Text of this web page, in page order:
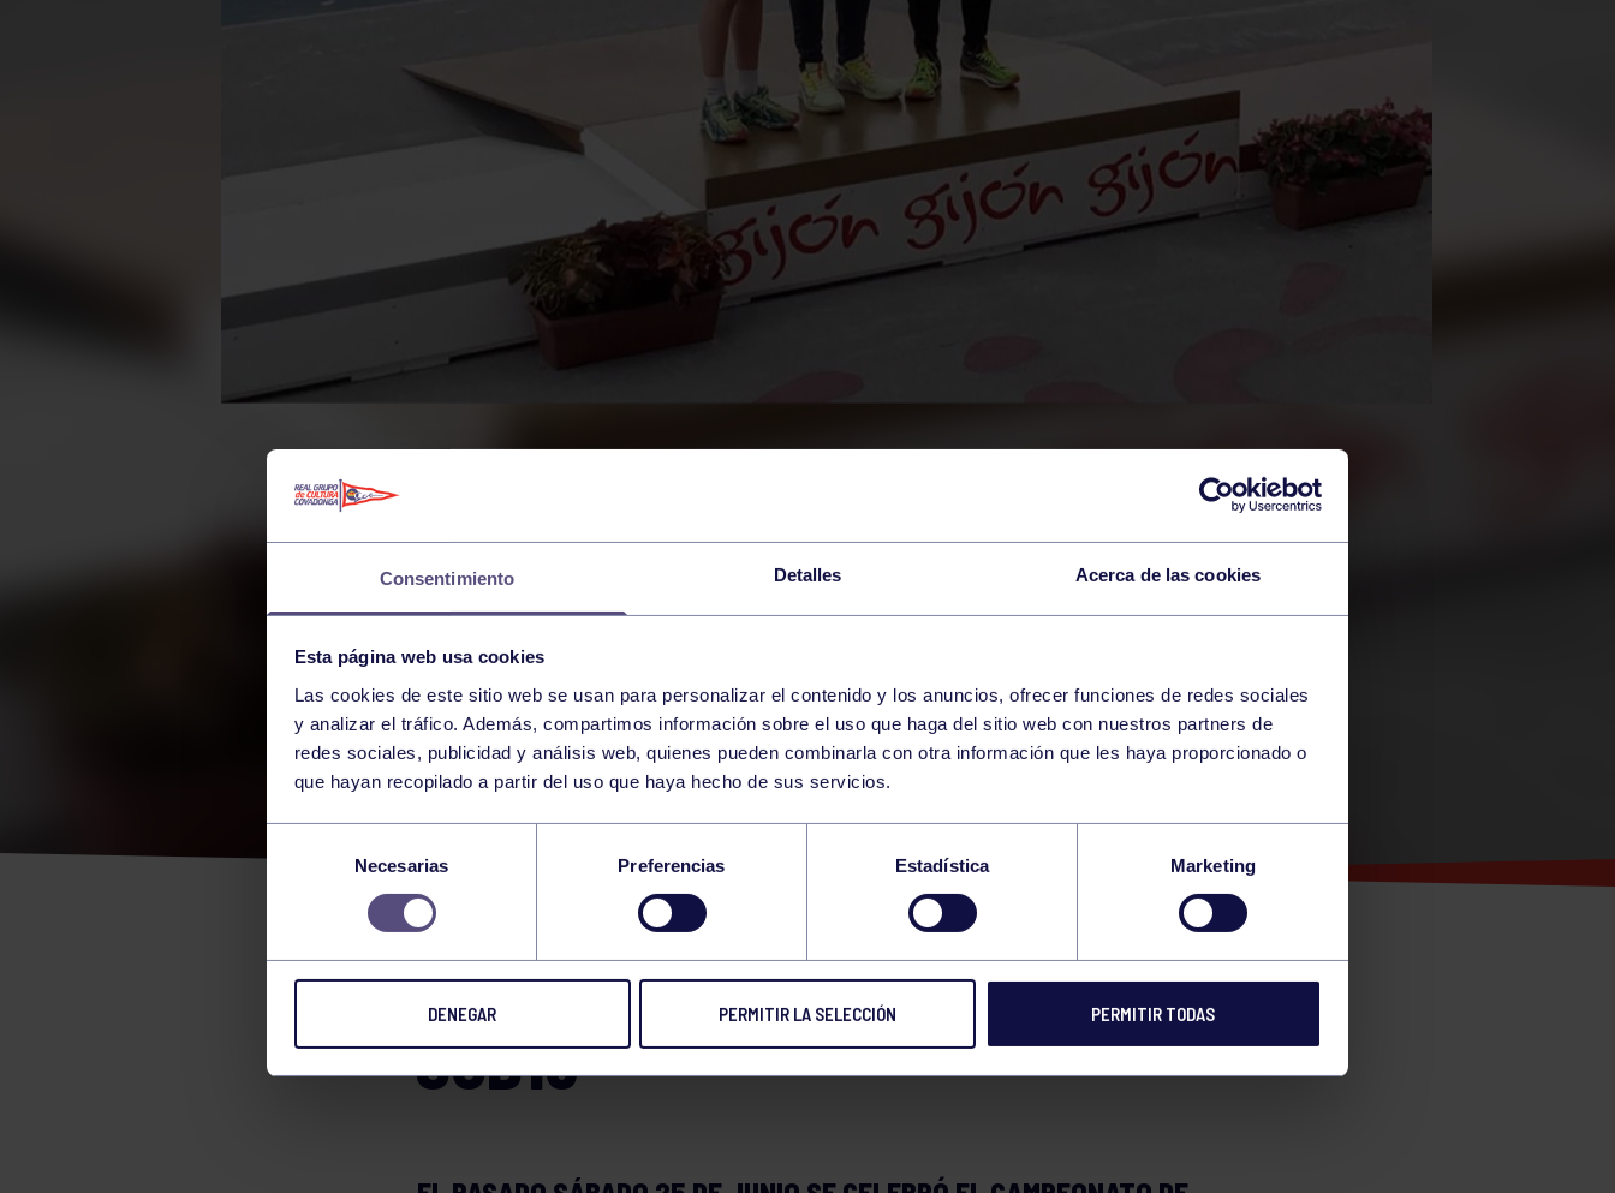
Consentimiento Detalles Acerca de las cookies
Esta página web usa cookies
Las cookies de este sitio web se usan para personalizar el contenido y los anuncios, ofrecer funciones de redes sociales
y analizar el tráfico. Además, compartimos información sobre el uso que haga del sitio web con nuestros partners de
redes sociales, publicidad y análisis web, quienes pueden combinarla con otra información que les haya proporcionado o
que hayan recopilado a partir del uso que haya hecho de sus servicios.
de
consentimiento
Necesarias Preferencias Estadística Marketing
DENEGAR PERMITIR LA SELECCIÓN PERMITIR TODAS
EXCELENTES RESULTADOS DE
NUESTROS ATLETAS EN EL
CAMPEONATO DE ASTURIAS
SUB16